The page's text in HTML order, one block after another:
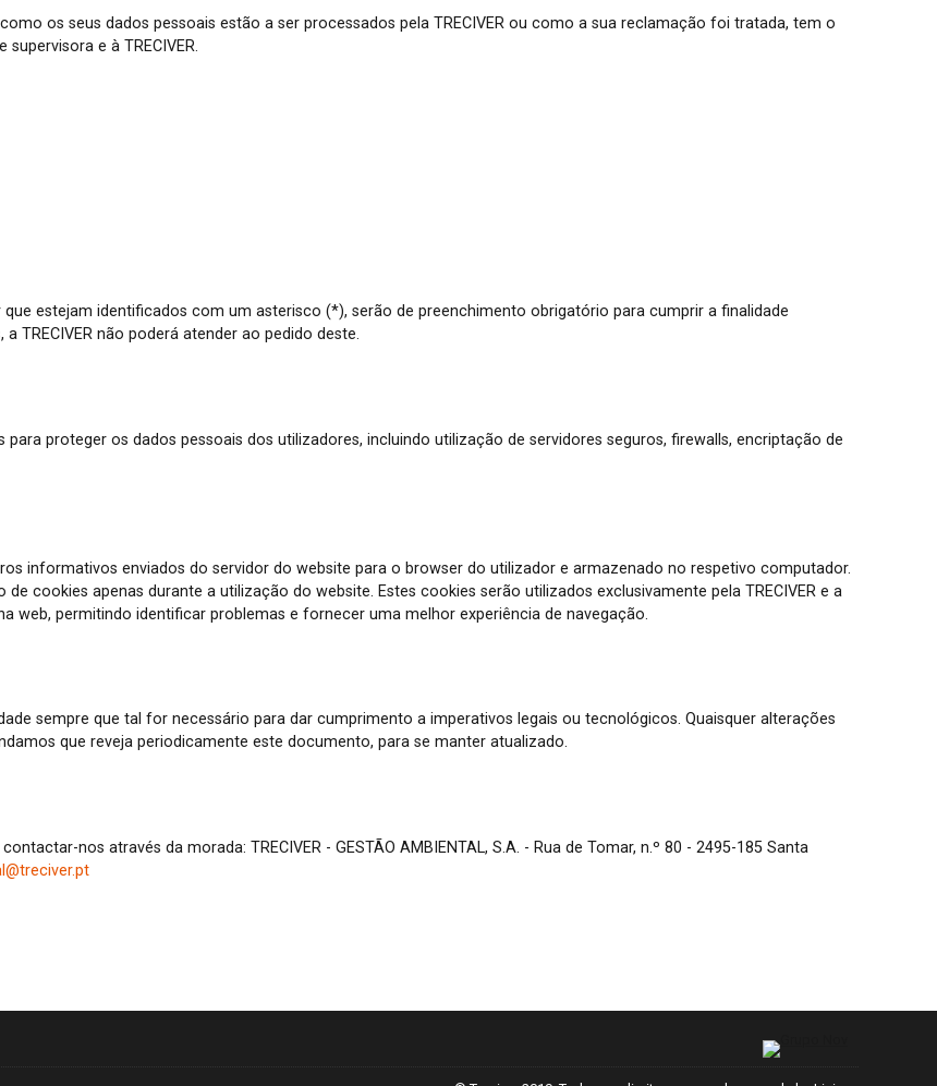
os seus dados pessoais estão a ser processados pela TRECIVER ou como a sua reclamação foi tratada, tem o
e à TRECIVER.
estejam identificados com um asterisco (*), serão de preenchimento obrigatório para cumprir a finalidade
TRECIVER não poderá atender ao pedido deste.
para proteger os dados pessoais dos utilizadores, incluindo utilização de servidores seguros, firewalls, encriptação de
informativos enviados do servidor do website para o browser do utilizador e armazenado no respetivo computador.
cookies apenas durante a utilização do website. Estes cookies serão utilizados exclusivamente pela TRECIVER e a
web, permitindo identificar problemas e fornecer uma melhor experiência de navegação.
sempre que tal for necessário para dar cumprimento a imperativos legais ou tecnológicos. Quaisquer alterações
que reveja periodicamente este documento, para se manter atualizado.
nos através da morada: TRECIVER - GESTÃO AMBIENTAL, S.A. - Rua de Tomar, n.º 80 - 2495-185 Santa